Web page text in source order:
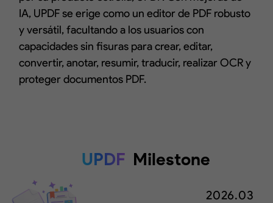
IA, UPDF se erige como un editor de PDF robusto
y versátil, facultando a los usuarios con
capacidades sin fisuras para crear, editar,
convertir, anotar, resumir, traducir, realizar OCR y
proteger documentos PDF.
UPDF Milestone
2026.03